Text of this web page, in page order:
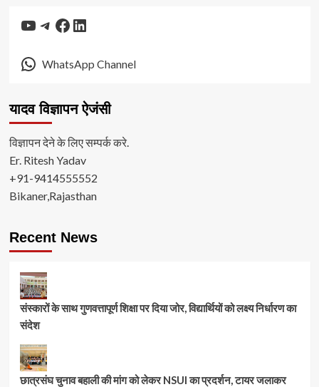
YouTube
Telegram
Facebook
LinkedIn
WhatsApp Channel
यादव विज्ञापन ऐजंसी
विज्ञापन देने के लिए सम्पर्क करे.
Er. Ritesh Yadav
+91-9414555552
Bikaner,Rajasthan
Recent News
संस्कारों के साथ गुणवत्तापूर्ण शिक्षा पर दिया जोर, विद्यार्थियों को लक्ष्य निर्धारण का
संदेश
छात्रसंघ चुनाव बहाली की मांग को लेकर NSUI का प्रदर्शन, टायर जलाकर